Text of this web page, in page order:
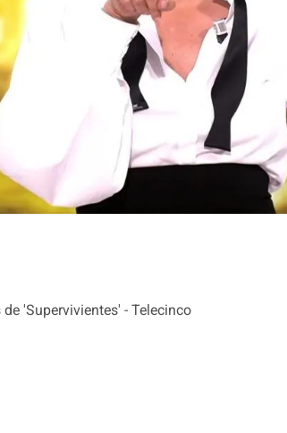
'Supervivientes' - Telecinco